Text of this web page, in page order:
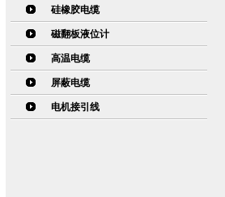
硅橡胶电缆
磁翻板液位计
高温电缆
屏蔽电缆
电机接引线